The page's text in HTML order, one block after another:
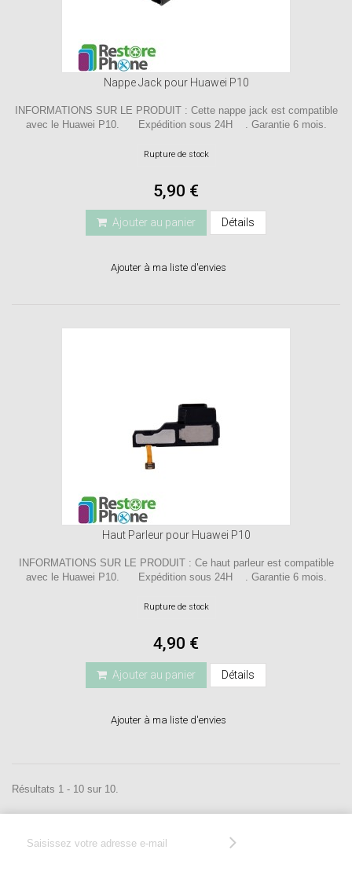
Nappe Jack pour Huawei P10
INFORMATIONS SUR LE PRODUIT : Cette nappe jack est compatible
avec le Huawei P10. Expédition sous 24H . Garantie 6 mois.
Rupture de stock
5,90 €
Ajouter au panier Détails
Ajouter à ma liste d'envies
Haut Parleur pour Huawei P10
INFORMATIONS SUR LE PRODUIT : Ce haut parleur est compatible
avec le Huawei P10. Expédition sous 24H . Garantie 6 mois.
Rupture de stock
4,90 €
Ajouter au panier Détails
Ajouter à ma liste d'envies
Résultats 1 - 10 sur 10.